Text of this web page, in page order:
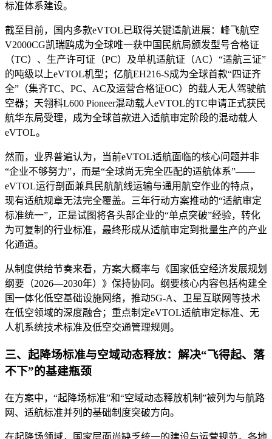
标准体系建设。
截至目前，国内多款eVTOL已取得关键适航进展：峰飞航空
V2000CG凯瑞鸥成为全球唯一获中国民航局颁发型号合格证
（TC）、生产许可证（PC）及单机适航证（AC）“适航三证”
的吨级以上eVTOL机型；亿航EH216-S成为全球首款“四证齐
全”（集齐TC、PC、AC及运营合格证OC）的载人无人驾驶航
空器；天翎科L600 Pioneer混动载人eVTOL的TC申请正式获民
航华东局受理，成为全球首款进入适航审定阶段的混动载人
eVTOL。
然而，业界普遍认为，当前eVTOL适航面临的核心问题并非
“企业不够努力”，而是“全球尚无完全匹配的适航体系”——
eVTOL运行剖面兼具民航航线运输与通用航空作业的特点，
现有适航规章无法完全覆盖。三年行动方案推动的“适航审定
标准统一”，正是试图将各头部企业的“单点突破”经验，转化
为可复制的行业标准，最终形成从适航审定到批量生产的产业
化通道。
从制度供给节奏来看，方案大概率与《国家低空经济发展规划
纲要（2026—2030年）》保持协同。纲要核心内容包括构建全
国一体化低空基础设施网络，推动5G-A、卫星互联网等技术
在低空领域的深度融合；重点制定eVTOL适航审定标准、无
人机系统技术标准及低空交通管理规则。
三、起降场标准与空域动态释放：解决“飞得起、落
不下”的基建瓶颈
在方案中，“起降场标准”和“空域动态释放机制”被列为与航路
网、适航标准并列的基础制度突破方向。
在起降场领域，国家层面尚缺乏统一的建设与运营规范。各地